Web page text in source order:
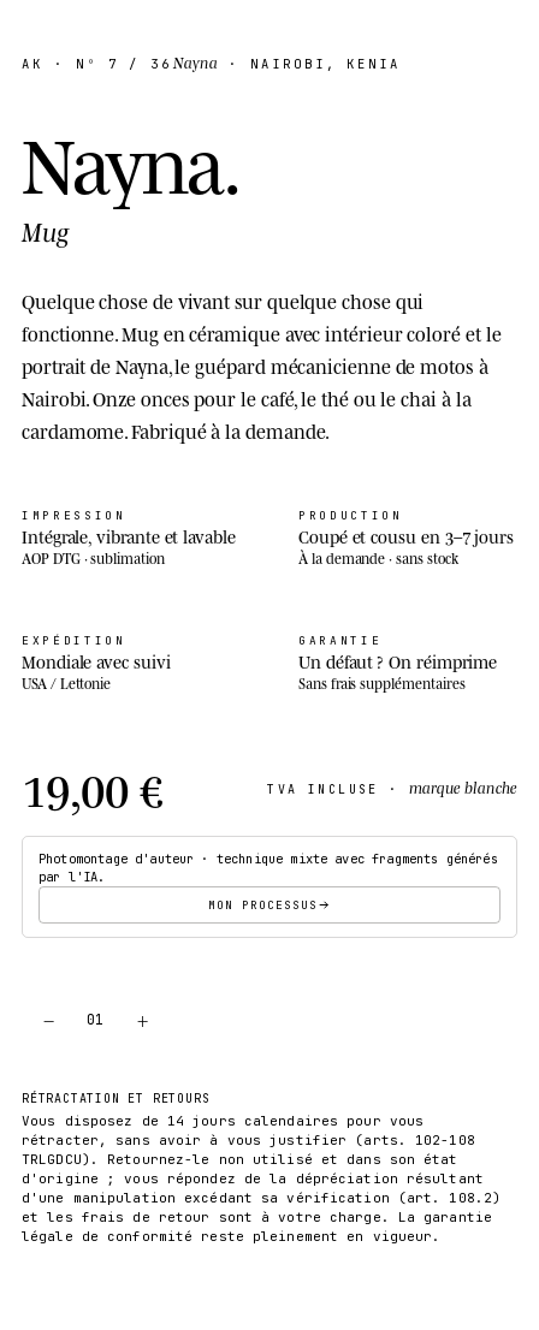
AK · Nº 7 / 36Nayna · NAIROBI, KENIA
Nayna.
Mug
Quelque chose de vivant sur quelque chose qui
fonctionne. Mug en céramique avec intérieur coloré et le
portrait de Nayna, le guépard mécanicienne de motos à
Nairobi. Onze onces pour le café, le thé ou le chai à la
cardamome. Fabriqué à la demande.
IMPRESSION
Intégrale, vibrante et lavable
AOP DTG · sublimation
PRODUCTION
Coupé et cousu en 3–7 jours
À la demande · sans stock
EXPÉDITION
Mondiale avec suivi
USA / Lettonie
GARANTIE
Un défaut ? On réimprime
Sans frais supplémentaires
19,00 € TVA INCLUSE · marque blanche
Photomontage d'auteur · technique mixte avec fragments générés
par l'IA.
MON PROCESSUS
− 01 +
RÉTRACTATION ET RETOURS
Vous disposez de 14 jours calendaires pour vous
rétracter, sans avoir à vous justifier (arts. 102-108
TRLGDCU). Retournez-le non utilisé et dans son état
d'origine ; vous répondez de la dépréciation résultant
d'une manipulation excédant sa vérification (art. 108.2)
et les frais de retour sont à votre charge. La garantie
légale de conformité reste pleinement en vigueur.